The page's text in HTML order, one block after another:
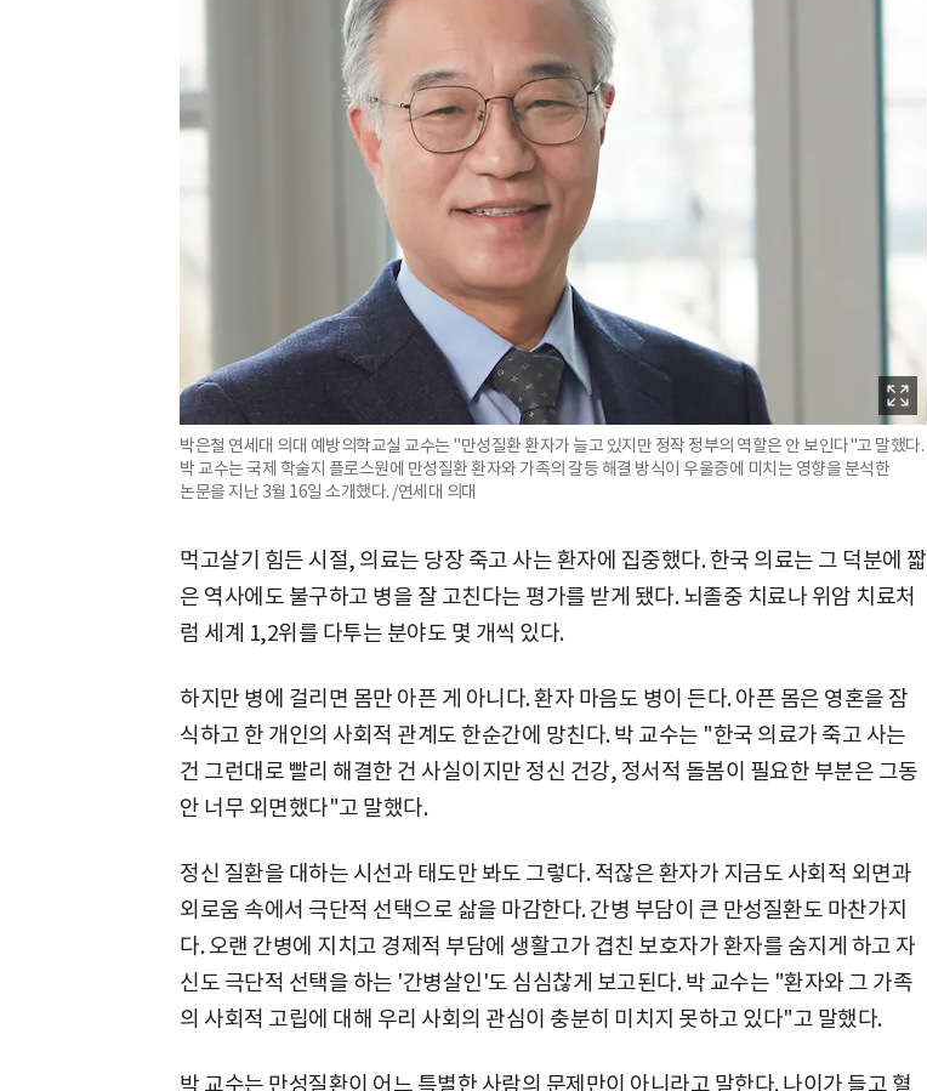
박은철 연세대 의대 예방의학교실 교수는 "만성질환 환자가 늘고 있지만 정작 정부의 역할은 안 보인다"고 말했다.
박 교수는 국제 학술지 플로스원에 만성질환 환자와 가족의 갈등 해결 방식이 우울증에 미치는 영향을 분석한
논문을 지난 3월 16일 소개했다. /연세대 의대
먹고살기 힘든 시절, 의료는 당장 죽고 사는 환자에 집중했다. 한국 의료는 그 덕분에 짧
은 역사에도 불구하고 병을 잘 고친다는 평가를 받게 됐다. 뇌졸중 치료나 위암 치료처
럼 세계 1,2위를 다투는 분야도 몇 개씩 있다.
하지만 병에 걸리면 몸만 아픈 게 아니다. 환자 마음도 병이 든다. 아픈 몸은 영혼을 잠
식하고 한 개인의 사회적 관계도 한순간에 망친다. 박 교수는 "한국 의료가 죽고 사는
건 그런대로 빨리 해결한 건 사실이지만 정신 건강, 정서적 돌봄이 필요한 부분은 그동
안 너무 외면했다"고 말했다.
정신 질환을 대하는 시선과 태도만 봐도 그렇다. 적잖은 환자가 지금도 사회적 외면과
외로움 속에서 극단적 선택으로 삶을 마감한다. 간병 부담이 큰 만성질환도 마찬가지
다. 오랜 간병에 지치고 경제적 부담에 생활고가 겹친 보호자가 환자를 숨지게 하고 자
신도 극단적 선택을 하는 '간병살인'도 심심찮게 보고된다. 박 교수는 "환자와 그 가족
의 사회적 고립에 대해 우리 사회의 관심이 충분히 미치지 못하고 있다"고 말했다.
박 교수는 만성질환이 어느 특별한 사람의 문제만이 아니라고 말한다. 나이가 들고 혈